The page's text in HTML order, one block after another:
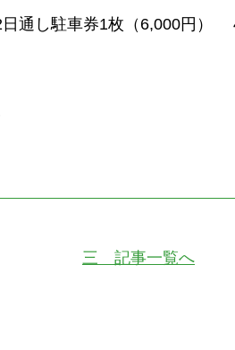
通し駐車券1枚（6,000円）
三 記事一覧へ